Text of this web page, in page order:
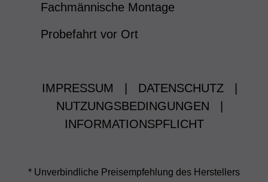
Fachmännische Montage
Probefahrt vor Ort
IMPRESSUM DATENSCHUTZ
NUTZUNGSBEDINGUNGEN
INFORMATIONSPFLICHT
* Unverbindliche Preisempfehlung des Herstellers